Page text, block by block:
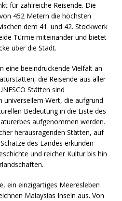
für zahlreiche Reisende. Die
452 Metern die höchsten
dem 41. und 42. Stockwerk
Türme miteinander und bietet
über die Stadt.
eine beeindruckende Vielfalt an
die Reisende aus aller
Stätten sind
Wert, die aufgrund
Bedeutung in die Liste des
aufgenommen werden.
herausragenden Stätten, auf
des Landes erkunden
und reicher Kultur bis hin
ein einzigartiges Meeresleben
Malaysias Inseln aus. Von